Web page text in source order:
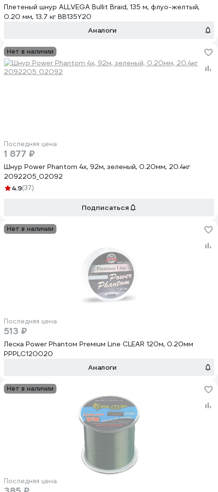
Плетеный шнур ALLVEGA Bullit Braid, 135 м, флуо-желтый,
0.20 мм, 13.7 кг BB135Y20
Аналоги
Нет в наличии
Последняя цена
1 877 ₽
Шнур Power Phantom 4x, 92м, зеленый, 0.20мм, 20.4кг
2092205_02092
4.9(37)
Подписаться
Нет в наличии
Последняя цена
513 ₽
Леска Power Phantoм Preмiuм Line CLEAR 120м, 0.20мм
PPPLC120020
Аналоги
Нет в наличии
Последняя цена